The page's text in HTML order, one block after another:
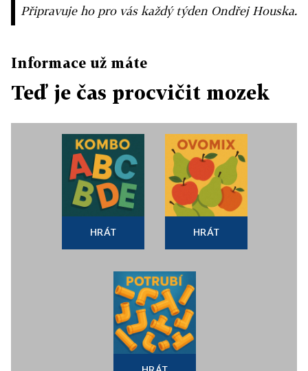
Připravuje ho pro vás každý týden Ondřej Houska.
Informace už máte
Teď je čas procvičit mozek
HRÁT HRÁT